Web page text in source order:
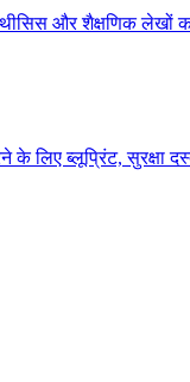
और शैक्षणिक लेखों
के लिए ब्लूप्रिंट, सुरक्षा